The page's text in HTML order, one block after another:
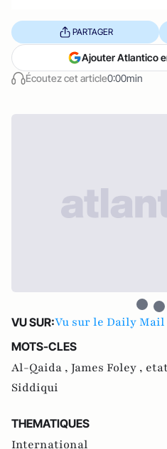
Écoutez cet article0:00min
PARTAGER
Ajouter Atlantico
VU SUR:Vu sur le Daily Mail
MOTS-CLES
Al-Qaida , James Foley ,
Siddiqui
THEMATIQUES
International